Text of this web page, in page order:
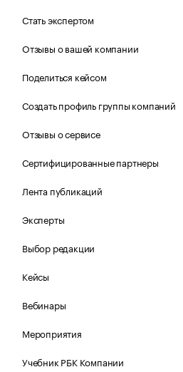
Стать экспертом
Отзывы о вашей компании
Поделиться кейсом
Создать профиль группы компаний
Отзывы о сервисе
Сертифицированные партнеры
Лента публикаций
Эксперты
Выбор редакции
Кейсы
Вебинары
Мероприятия
Учебник РБК Компании